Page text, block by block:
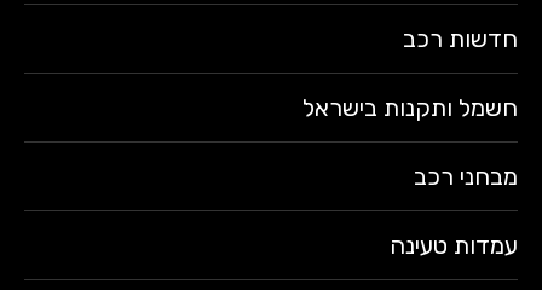
חדשות רכב
חשמל ותקנות בישראל
מבחני רכב
עמדות טעינה